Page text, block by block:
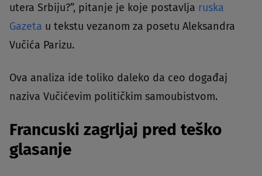
utera Srbiju?”, pitanje je koje postavlja ruska
Gazeta u tekstu vezanom za posetu Aleksandra
Vučića Parizu.
Ova analiza ide toliko daleko da ceo događaj
naziva Vučićevim političkim samoubistvom.
Francuski zagrljaj pred teško
glasanje